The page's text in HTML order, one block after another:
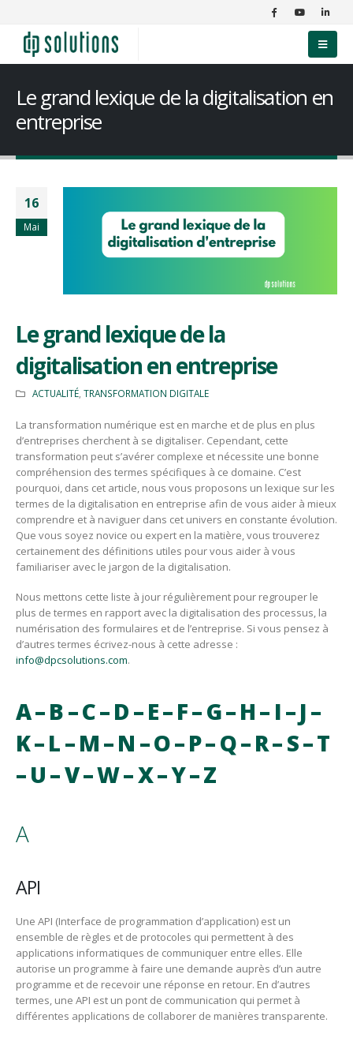
Le grand lexique de la digitalisation en
entreprise
16
Mai
Le grand lexique de la
digitalisation en entreprise
ACTUALITÉ, TRANSFORMATION DIGITALE
La transformation numérique est en marche et de plus en plus
d’entreprises cherchent à se digitaliser. Cependant, cette
transformation peut s’avérer complexe et nécessite une bonne
compréhension des termes spécifiques à ce domaine. C’est
pourquoi, dans cet article, nous vous proposons un lexique sur les
termes de la digitalisation en entreprise afin de vous aider à mieux
comprendre et à naviguer dans cet univers en constante évolution.
Que vous soyez novice ou expert en la matière, vous trouverez
certainement des définitions utiles pour vous aider à vous
familiariser avec le jargon de la digitalisation.
Nous mettons cette liste à jour régulièrement pour regrouper le
plus de termes en rapport avec la digitalisation des processus, la
numérisation des formulaires et de l’entreprise. Si vous pensez à
d’autres termes écrivez-nous à cette adresse :
info@dpcsolutions.com.
A–B–C–D–E–F–G–H– I–J–
K–L–M–N –O–P–Q–R–S–T
–U–V–W–X–Y–Z
A
API
Une API (Interface de programmation d’application) est un
ensemble de règles et de protocoles qui permettent à des
applications informatiques de communiquer entre elles. Elle
autorise un programme à faire une demande auprès d’un autre
programme et de recevoir une réponse en retour. En d’autres
termes, une API est un pont de communication qui permet à
différentes applications de collaborer de manières transparente.